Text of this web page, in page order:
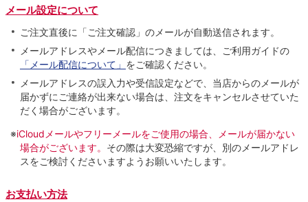
メール設定について
ご注文直後に「ご注文確認」のメールが自動送信されます。
メールアドレスやメール配信につきましては、ご利用ガイドの
「メール配信について」 をご確認ください。
メールアドレスの誤入力や受信設定などで、当店からのメールが
届かずにご連絡が出来ない場合は、注文をキャンセルさせていた
だく場合がございます。
※iCloudメールやフリーメールをご使用の場合、メールが届かない
場合がございます。 その際は大変恐縮ですが、別のメールアドレ
スをご検討くださいますようお願いいたします。
お支払い方法